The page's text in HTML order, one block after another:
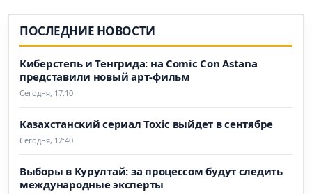
ПОСЛЕДНИЕ НОВОСТИ
Киберстепь и Тенгрида: на Comic Con Astana
представили новый арт-фильм
Сегодня, 17:10
Казахстанский сериал Toxic выйдет в сентябре
Сегодня, 12:40
Выборы в Курултай: за процессом будут следить
международные эксперты